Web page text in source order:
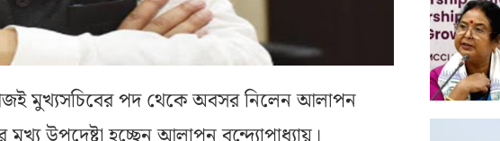
মুখ্যসচিবের পদ থেকে অবসর নিলেন আলাপন